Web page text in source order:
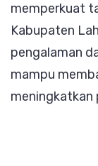
memperkuat
Kabupaten
pengalaman
mampu
meningkatkan